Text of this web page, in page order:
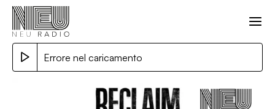
Errore nel caricamento